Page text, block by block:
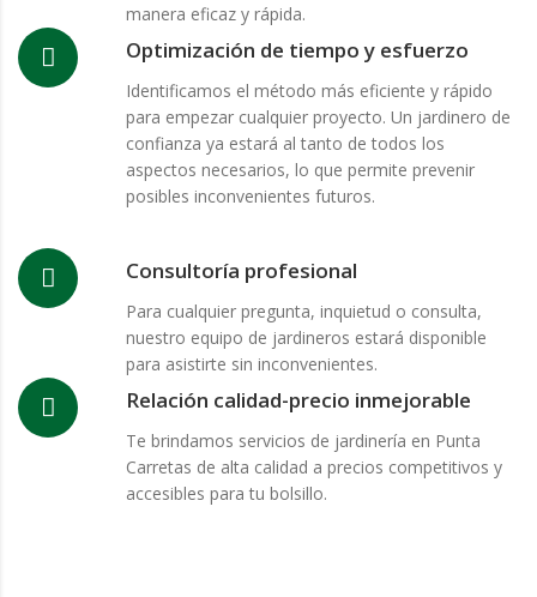
manera eficaz y rápida.
Optimización de tiempo y esfuerzo
Identificamos el método más eficiente y rápido
para empezar cualquier proyecto. Un jardinero de
confianza ya estará al tanto de todos los
aspectos necesarios, lo que permite prevenir
posibles inconvenientes futuros.
Consultoría profesional
Para cualquier pregunta, inquietud o consulta,
nuestro equipo de jardineros estará disponible
para asistirte sin inconvenientes.
Relación calidad-precio inmejorable
Te brindamos servicios de jardinería en Punta
Carretas de alta calidad a precios competitivos y
accesibles para tu bolsillo.